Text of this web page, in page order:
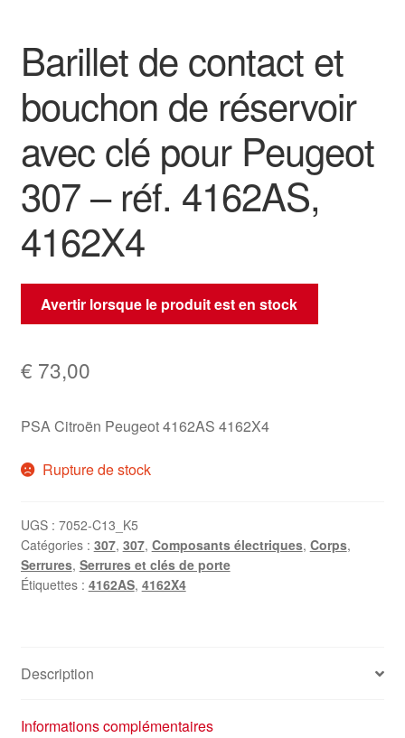
Barillet de contact et
bouchon de réservoir
avec clé pour Peugeot
307 – réf. 4162AS,
4162X4
Avertir lorsque le produit est en stock
€ 73,00
PSA Citroën Peugeot 4162AS 4162X4
Rupture de stock
UGS : 7052-C13_K5
Catégories : 307, 307, Composants électriques, Corps,
Serrures, Serrures et clés de porte
Étiquettes : 4162AS, 4162X4
Description
Informations complémentaires